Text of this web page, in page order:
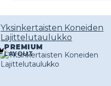
Yksinkertaisten Koneiden
Lajittelutaulukko
PREMIUM
LAYOUT